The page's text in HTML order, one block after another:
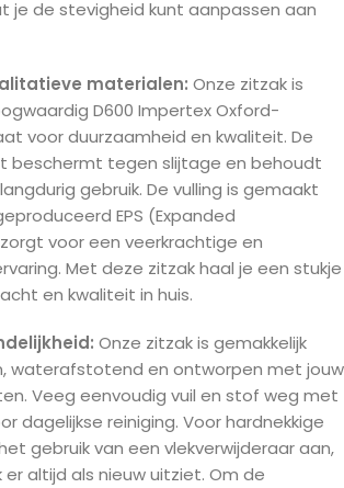
je de stevigheid kunt aanpassen aan
materialen: Onze zitzak is
D600 Impertex Oxford-
voor duurzaamheid en kwaliteit. De
beschermt tegen slijtage en behoudt
gebruik. De vulling is gemaakt
EPS (Expanded
voor een veerkrachtige en
Met deze zitzak haal je een stukje
en kwaliteit in huis.
Onze zitzak is gemakkelijk
waterafstotend en ontworpen met jouw
Veeg eenvoudig vuil en stof weg met
dagelijkse reiniging. Voor hardnekkige
gebruik van een vlekverwijderaar aan,
altijd als nieuw uitziet. Om de